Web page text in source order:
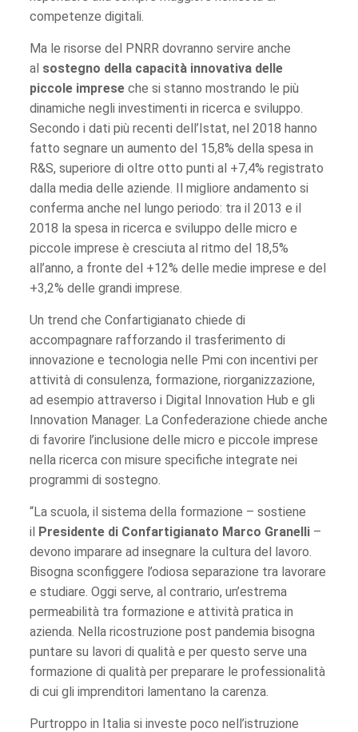
competenze digitali.
Ma le risorse del PNRR dovranno servire anche
al sostegno della capacità innovativa delle
piccole impreseche si stanno mostrando le più
dinamiche negli investimenti in ricerca e sviluppo.
Secondo i dati più recenti dell’Istat, nel 2018 hanno
fatto segnare un aumento del 15,8% della spesa in
R&S, superiore di oltre otto punti al +7,4% registrato
dalla media delle aziende. Il migliore andamento si
conferma anche nel lungo periodo: tra il 2013 e il
2018 la spesa in ricerca e sviluppo delle micro e
piccole imprese è cresciuta al ritmo del 18,5%
all’anno, a fronte del +12% delle medie imprese e del
+3,2% delle grandi imprese.
Un trend che Confartigianato chiede di
accompagnare rafforzando il trasferimento di
innovazione e tecnologia nelle Pmi con incentivi per
attività di consulenza, formazione, riorganizzazione,
ad esempio attraverso i Digital Innovation Hub e gli
Innovation Manager. La Confederazione chiede anche
di favorire l’inclusione delle micro e piccole imprese
nella ricerca con misure specifiche integrate nei
programmi di sostegno.
“La scuola, il sistema della formazione – sostiene
il Presidente di Confartigianato Marco Granelli–
devono imparare ad insegnare la cultura del lavoro.
Bisogna sconfiggere l’odiosa separazione tra lavorare
e studiare. Oggi serve, al contrario, un’estrema
permeabilità tra formazione e attività pratica in
azienda. Nella ricostruzione post pandemia bisogna
puntare su lavori di qualità e per questo serve una
formazione di qualità per preparare le professionalità
di cui gli imprenditori lamentano la carenza.
Purtroppo in Italia si investe poco nell’istruzione